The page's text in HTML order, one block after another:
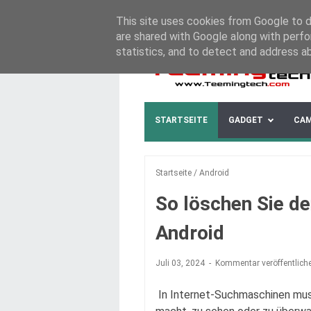
ABOUT CONTACT US DISCLAIMER
STARTSEITE GADGET
Startseite / Android
So löschen Sie
Android
Juli 03, 2024 Kommentar
In Internet-Suchmaschinen
This site uses cookies from Google to
are shared with Google along with
statistics, and to detect and address